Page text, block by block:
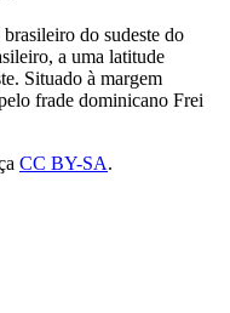
do sudeste do
a uma latitude
Situado à margem
frade dominicano Frei
CC BY-SA.